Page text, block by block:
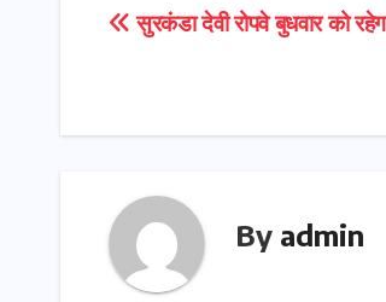
Post
सुरकंडा देवी रोपवे बुधवार को
By admin